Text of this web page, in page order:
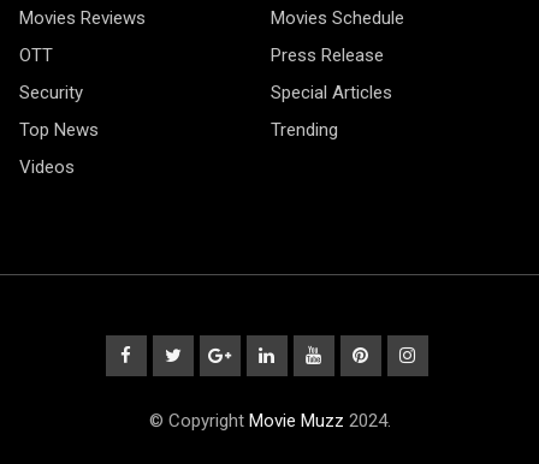
Movies Reviews
Movies Schedule
OTT
Press Release
Security
Special Articles
Top News
Trending
Videos
© Copyright Movie Muzz 2024.